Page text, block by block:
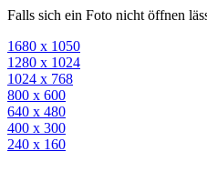
Falls sich ein Foto nicht öffnen
1680 x 1050
1280 x 1024
1024 x 768
800 x 600
640 x 480
400 x 300
240 x 160